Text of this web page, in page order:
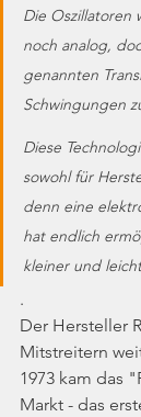
Die Oszillatoren
noch analog,
genannten
Schwingungen
Diese
sowohl für
denn eine
hat endlich
kleiner und
.
Der Hersteller
Mitstreitern
1973 kam das
Markt - das